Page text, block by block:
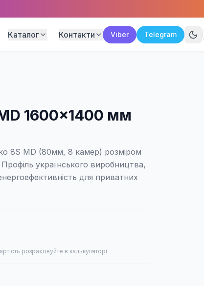
Каталог Контакти Viber Telegram
1600×1400 мм
8S MD (80мм, 8 камер) розміром
українського виробництва,
для приватних
розраховуйте в калькуляторі